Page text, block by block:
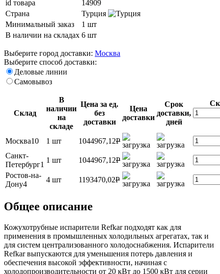
id товара
14909
Страна
Турция
Минимальный заказ
1 шт
В наличии на складах 6 шт
Выберите город доставки: Москва
Выберите способ доставки:
Деловые линии
Самовывоз
Склад
В
наличии
на
складе
Цена за ед.
без
доставки
Цена
доставки
Срок
доставки,
дней
Москва10 1 шт 1044967,12P
Санкт-
Петербург1
1 шт 1044967,12P
Ростов-на-
Дону4
4 шт 1193470,02P
Общее описание
Кожухотрубные испарители Refkar подходят как для
применения в промышленных холодильных агрегатах, так и
для систем централизованного холодоснабжения. Испарители
Refkar выпускаются для уменьшения потерь давления и
обеспечения высокой эффективности, начиная с
холодопроизводительности от 20 кВт до 1500 кВт для серии